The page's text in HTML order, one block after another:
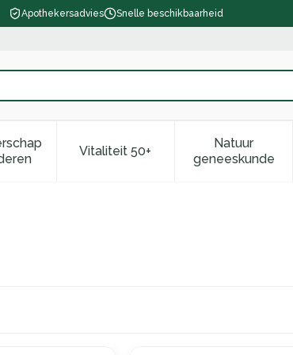
Apothekersadvies Snelle beschikbaarheid
en hygiëne categorie
voeding en vitamines categorie
submenu voor Zwangerschap en kinderen
Vitaliteit 50+Toon submenu voor Vitaliteit
Natuur
geneeskunde
Toon